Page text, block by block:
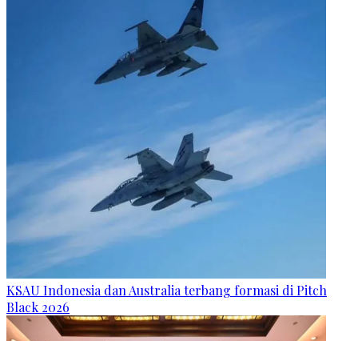
KSAU Indonesia dan Australia terbang formasi di Pitch
Black 2026